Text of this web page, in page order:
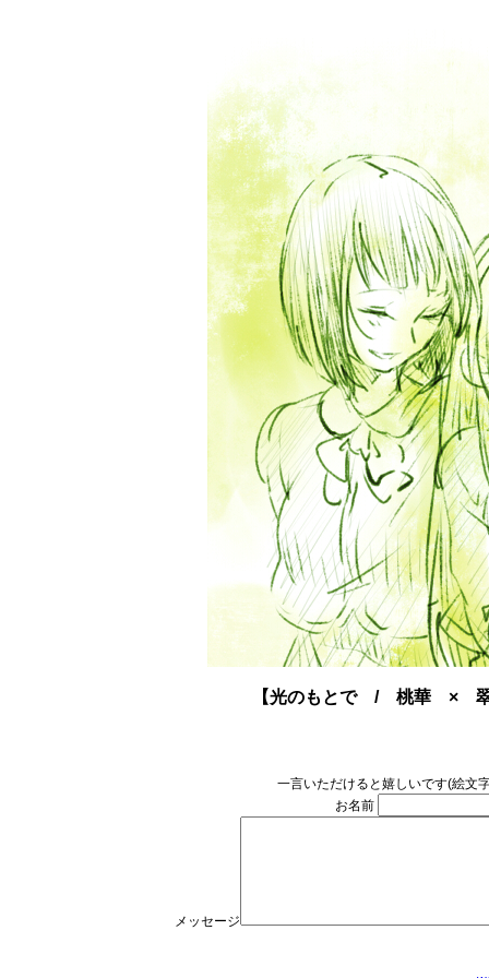
【光のもとで / 桃華 ×
一言いただけると嬉しいです(絵文
お名前
メッセージ